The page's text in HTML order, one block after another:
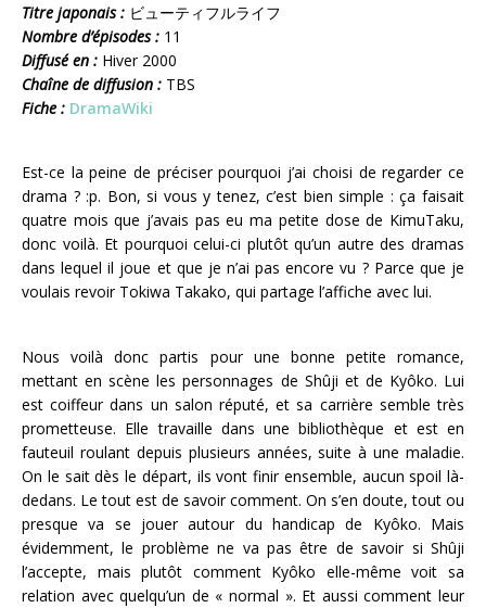
Titre japonais : ビューティフルライフ
Nombre d’épisodes : 11
Diffusé en : Hiver 2000
Chaîne de diffusion : TBS
Fiche : DramaWiki
Est-ce la peine de préciser pourquoi j’ai choisi de regarder ce
drama ? :p. Bon, si vous y tenez, c’est bien simple : ça faisait
quatre mois que j’avais pas eu ma petite dose de KimuTaku,
donc voilà. Et pourquoi celui-ci plutôt qu’un autre des dramas
dans lequel il joue et que je n’ai pas encore vu ? Parce que je
voulais revoir Tokiwa Takako, qui partage l’affiche avec lui.
Nous voilà donc partis pour une bonne petite romance,
mettant en scène les personnages de Shûji et de Kyôko. Lui
est coiffeur dans un salon réputé, et sa carrière semble très
prometteuse. Elle travaille dans une bibliothèque et est en
fauteuil roulant depuis plusieurs années, suite à une maladie.
On le sait dès le départ, ils vont finir ensemble, aucun spoil là-
dedans. Le tout est de savoir comment. On s’en doute, tout ou
presque va se jouer autour du handicap de Kyôko. Mais
évidemment, le problème ne va pas être de savoir si Shûji
l’accepte, mais plutôt comment Kyôko elle-même voit sa
relation avec quelqu’un de « normal ». Et aussi comment leur